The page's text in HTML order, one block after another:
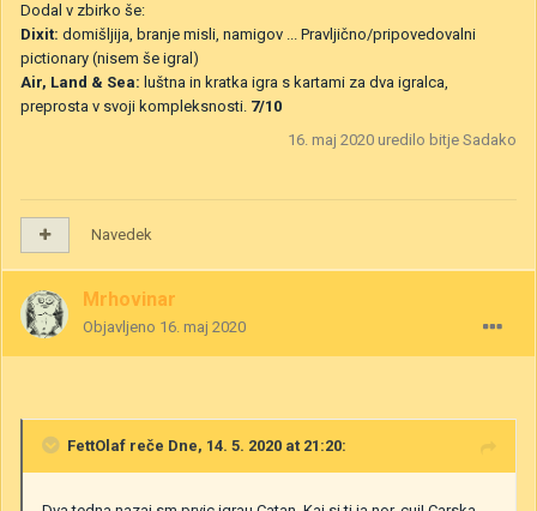
Dodal v zbirko še:
Dixit: domišljija, branje misli, namigov ... Pravljično/pripovedovalni
pictionary (nisem še igral)
Air, Land & Sea: luštna in kratka igra s kartami za dva igralca,
preprosta v svoji kompleksnosti. 7/10
16. maj 2020 uredilo bitje Sadako
Navedek
Mrhovinar
Objavljeno 16. maj 2020
FettOlaf reče Dne, 14. 5. 2020 at 21:20: